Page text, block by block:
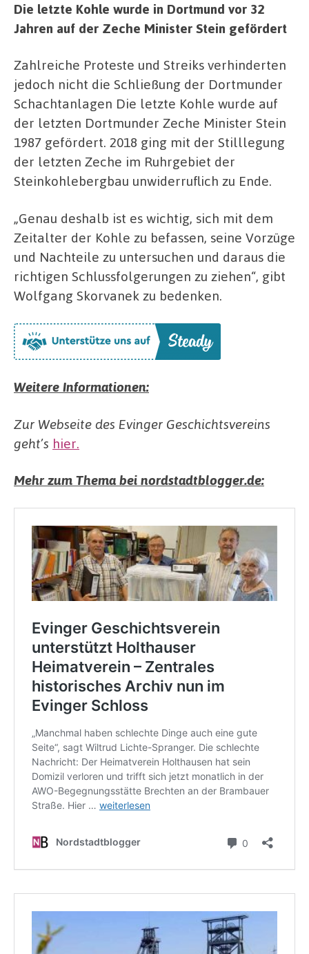
Die letzte Kohle wurde in Dortmund vor 32
Jahren auf der Zeche Minister Stein gefördert
Zahlreiche Proteste und Streiks verhinderten
jedoch nicht die Schließung der Dortmunder
Schachtanlagen Die letzte Kohle wurde auf
der letzten Dortmunder Zeche Minister Stein
1987 gefördert. 2018 ging mit der Stilllegung
der letzten Zeche im Ruhrgebiet der
Steinkohlebergbau unwiderruflich zu Ende.
„Genau deshalb ist es wichtig, sich mit dem
Zeitalter der Kohle zu befassen, seine Vorzüge
und Nachteile zu untersuchen und daraus die
richtigen Schlussfolgerungen zu ziehen“, gibt
Wolfgang Skorvanek zu bedenken.
Weitere Informationen:
Zur Webseite des Evinger Geschichtsvereins
geht’s hier.
Mehr zum Thema bei nordstadtblogger.de: